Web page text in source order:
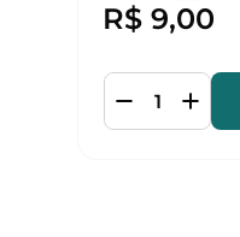
R$ 9,00